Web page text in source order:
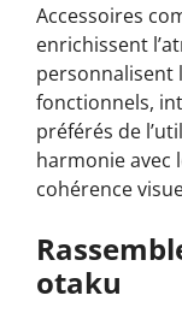
Accessoires
enrichissent
personnalisent
fonctionnels,
préférés de
harmonie avec
cohérence
otaku